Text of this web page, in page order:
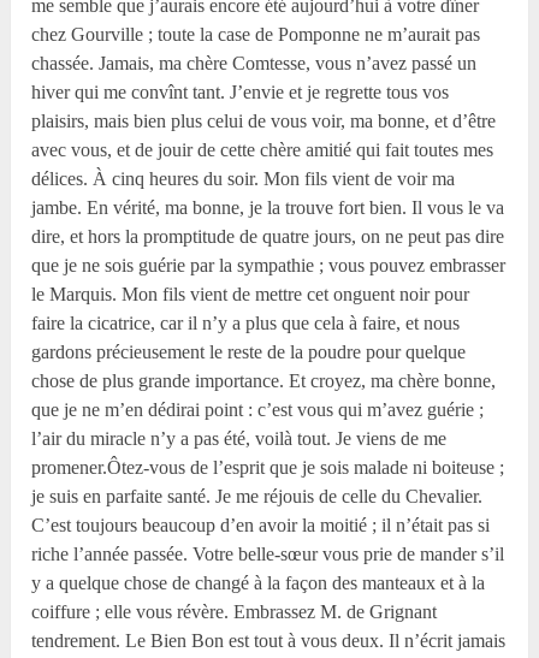
me semble que j’aurais encore été aujourd’hui à votre dîner
chez Gourville ; toute la case de Pomponne ne m’aurait pas
chassée. Jamais, ma chère Comtesse, vous n’avez passé un
hiver qui me convînt tant. J’envie et je regrette tous vos
plaisirs, mais bien plus celui de vous voir, ma bonne, et d’être
avec vous, et de jouir de cette chère amitié qui fait toutes mes
délices. À cinq heures du soir. Mon fils vient de voir ma
jambe. En vérité, ma bonne, je la trouve fort bien. Il vous le va
dire, et hors la promptitude de quatre jours, on ne peut pas dire
que je ne sois guérie par la sympathie ; vous pouvez embrasser
le Marquis. Mon fils vient de mettre cet onguent noir pour
faire la cicatrice, car il n’y a plus que cela à faire, et nous
gardons précieusement le reste de la poudre pour quelque
chose de plus grande importance. Et croyez, ma chère bonne,
que je ne m’en dédirai point : c’est vous qui m’avez guérie ;
l’air du miracle n’y a pas été, voilà tout. Je viens de me
promener.Ôtez-vous de l’esprit que je sois malade ni boiteuse ;
je suis en parfaite santé. Je me réjouis de celle du Chevalier.
C’est toujours beaucoup d’en avoir la moitié ; il n’était pas si
riche l’année passée. Votre belle-sœur vous prie de mander s’il
y a quelque chose de changé à la façon des manteaux et à la
coiffure ; elle vous révère. Embrassez M. de Grignant
tendrement. Le Bien Bon est tout à vous deux. Il n’écrit jamais